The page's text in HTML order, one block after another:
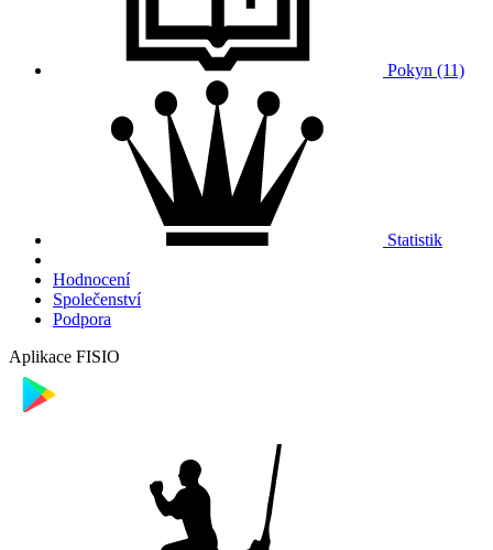
Pokyn (11)
Statistik
Hodnocení
Společenství
Podpora
Aplikace FISIO